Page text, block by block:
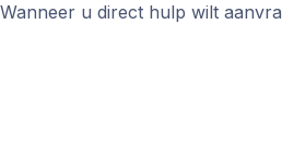
u direct hulp wilt